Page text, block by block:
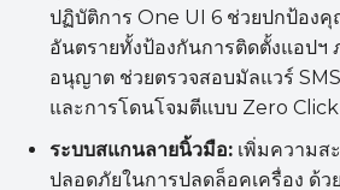
ปฏิบัติการ One UI 6 ช่วยปกป้องคุ
อันตรายทั้งป้องกันการติดตั้งแอปฯ
อนุญาต ช่วยตรวจสอบมัลแวร์
และการโดนโจมตีแบบ Zero
ระบบสแกนลายนิ้วมือ: เพิ่มความส
ปลอดภัยในการปลดล็อคเครื่อง ด้